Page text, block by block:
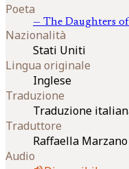
Poeta
— The Daughters
Nazionalità
Stati Uniti
Lingua originale
Inglese
Traduzione
Traduzione
Traduttore
Raffaella Marzano
Audio